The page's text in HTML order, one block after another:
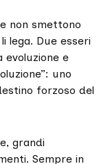
non smettono
lega. Due esseri
evoluzione e
uno
forzoso del
grandi
Sempre in